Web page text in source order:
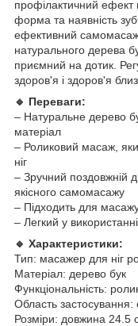
профілактичний ефект
форма та наявність
ефективний самомасаж
натурального дерева
приємний на дотик.
здоров'я і здоров'я
🔹 Переваги:
– Натуральне дерево
матеріал
– Роликовий масаж,
ніг
– Зручний поздовжній
якісного самомасажу
– Підходить для масажу
– Легкий у
🔹 Характеристики:
Тип: масажер для ніг
Матеріал: дерево бук
Функціональність:
Область застосування:
Розміри: довжина